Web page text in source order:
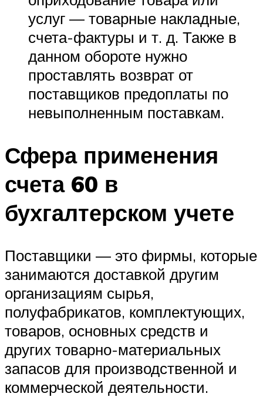
услуг — товарные накладные,
счета-фактуры и т. д. Также в
данном обороте нужно
проставлять возврат от
поставщиков предоплаты по
невыполненным поставкам.
Сфера применения
счета 60 в
бухгалтерском учете
Поставщики — это фирмы, которые
занимаются доставкой другим
организациям сырья,
полуфабрикатов, комплектующих,
товаров, основных средств и
других товарно-материальных
запасов для производственной и
коммерческой деятельности.